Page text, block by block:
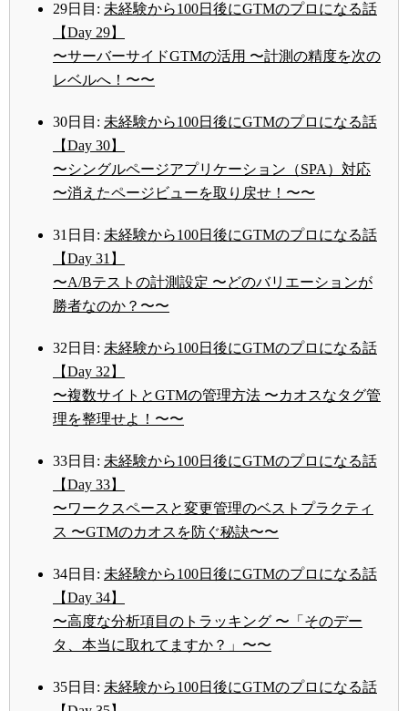
29日目: 未経験から100日後にGTMのプロになる話
【Day 29】
〜サーバーサイドGTMの活用 〜計測の精度を次の
レベルへ！〜〜
30日目: 未経験から100日後にGTMのプロになる話
【Day 30】
〜シングルページアプリケーション（SPA）対応
〜消えたページビューを取り戻せ！〜〜
31日目: 未経験から100日後にGTMのプロになる話
【Day 31】
〜A/Bテストの計測設定 〜どのバリエーションが
勝者なのか？〜〜
32日目: 未経験から100日後にGTMのプロになる話
【Day 32】
〜複数サイトとGTMの管理方法 〜カオスなタグ管
理を整理せよ！〜〜
33日目: 未経験から100日後にGTMのプロになる話
【Day 33】
〜ワークスペースと変更管理のベストプラクティ
ス 〜GTMのカオスを防ぐ秘訣〜〜
34日目: 未経験から100日後にGTMのプロになる話
【Day 34】
〜高度な分析項目のトラッキング 〜「そのデー
タ、本当に取れてますか？」〜〜
35日目: 未経験から100日後にGTMのプロになる話